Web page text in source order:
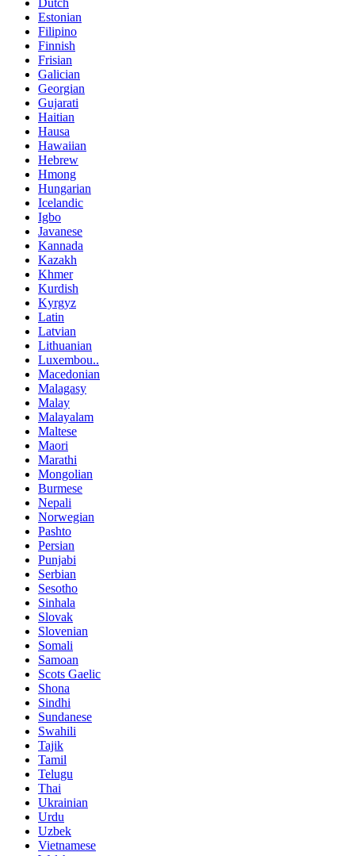
Estonian
Filipino
Finnish
Frisian
Galician
Georgian
Gujarati
Haitian
Hausa
Hawaiian
Hebrew
Hmong
Hungarian
Icelandic
Igbo
Javanese
Kannada
Kazakh
Khmer
Kurdish
Kyrgyz
Latin
Latvian
Lithuanian
Luxembou..
Macedonian
Malagasy
Malay
Malayalam
Maltese
Maori
Marathi
Mongolian
Burmese
Nepali
Norwegian
Pashto
Persian
Punjabi
Serbian
Sesotho
Sinhala
Slovak
Slovenian
Somali
Samoan
Scots Gaelic
Shona
Sindhi
Sundanese
Swahili
Tajik
Tamil
Telugu
Thai
Ukrainian
Urdu
Uzbek
Vietnamese